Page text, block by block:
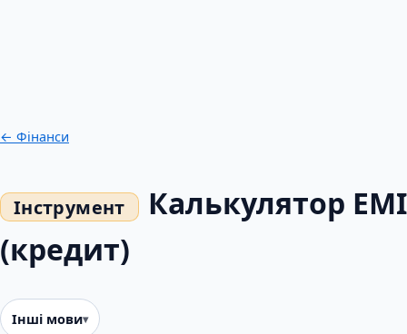
← Фінанси
Калькулятор EMI
(кредит)
Інші мови